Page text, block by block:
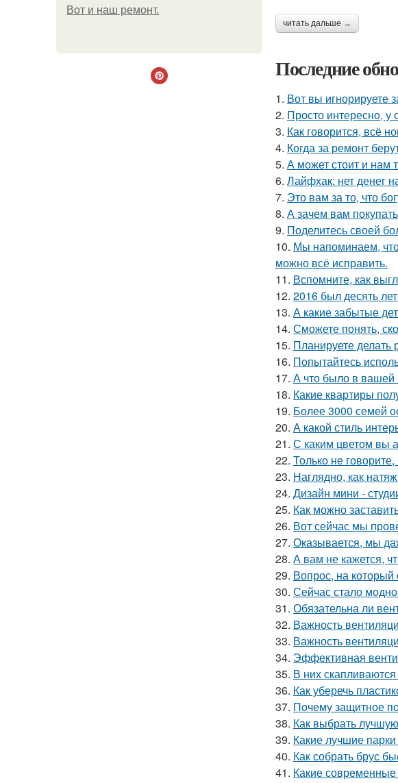
Boт и наш ремoнт.
читать дальше →
Последние
1. Вот вы игнорируете
2. Просто интересно, у
3. Как говорится, всё
4. Когда за ремонт
5. А может стоит и нам
6. Лайфхак: нет денег
7. Это вам за то, что
8. А зачем вам
9. Поделитесь своей
10. Мы напоминаем,
можно всё исправить.
11. Вспомните, как
12. 2016 был десять
13. А какие забытые
14. Сможете понять,
15. Планируете делать
16. Попытайтесь
17. А что было в вашей
18. Какие квартиры
19. Более 3000 семей
20. А какой стиль
21. С каким цветом вы
22. Только не
23. Наглядно, как
24. Дизайн мини -
25. Как можно
26. Вот сейчас мы
27. Оказывается, мы
28. А вам не кажется,
29. Вопрос, на который
30. Сейчас стало
31. Обязательна ли
32. Важность
33. Важность
34. Эффективная
35. В них
36. Как уберечь
37. Почему защитное
38. Как выбрать
39. Какие лучшие
40. Как собрать брус
41. Какие